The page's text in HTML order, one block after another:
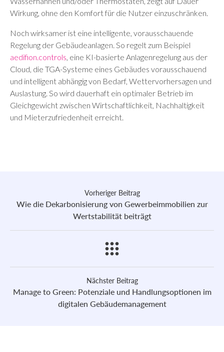
Wirkung, ohne den Komfort für die Nutzer einzuschränken.
Noch wirksamer ist eine intelligente, vorausschauende
Regelung der Gebäudeanlagen. So regelt zum Beispiel
aedifion.controls, eine KI-basierte Anlagenregelung aus der
Cloud, die TGA-Systeme eines Gebäudes vorausschauend
und intelligent abhängig von Bedarf, Wettervorhersagen und
Auslastung. So wird dauerhaft ein optimaler Betrieb im
Gleichgewicht zwischen Wirtschaftlichkeit, Nachhaltigkeit
und Mieterzufriedenheit erreicht.
Vorheriger Beitrag
Wie die Dekarbonisierung von Gewerbeimmobilien zur
Wertstabilität beiträgt
Nächster Beitrag
Manage to Green: Potenziale und Handlungsoptionen im
digitalen Gebäudemanagement